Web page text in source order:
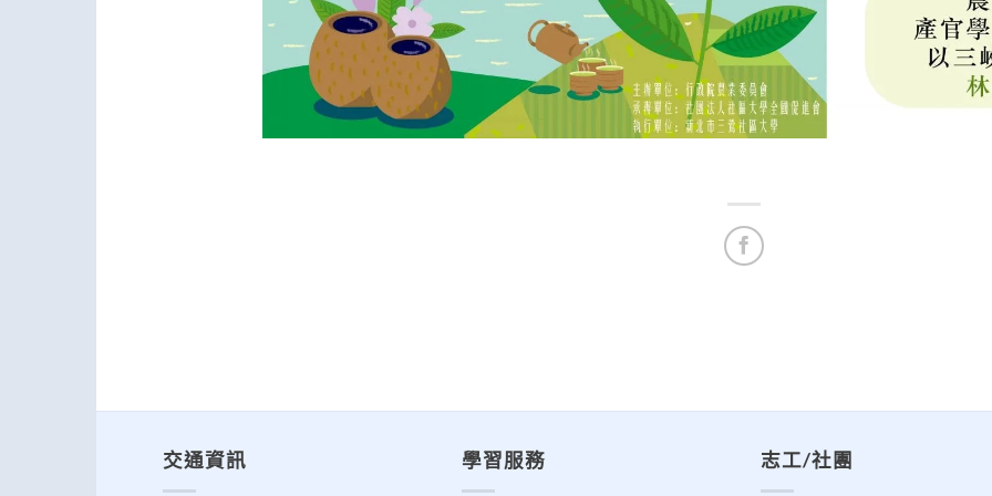
交通資訊 學習服務 志工/社團